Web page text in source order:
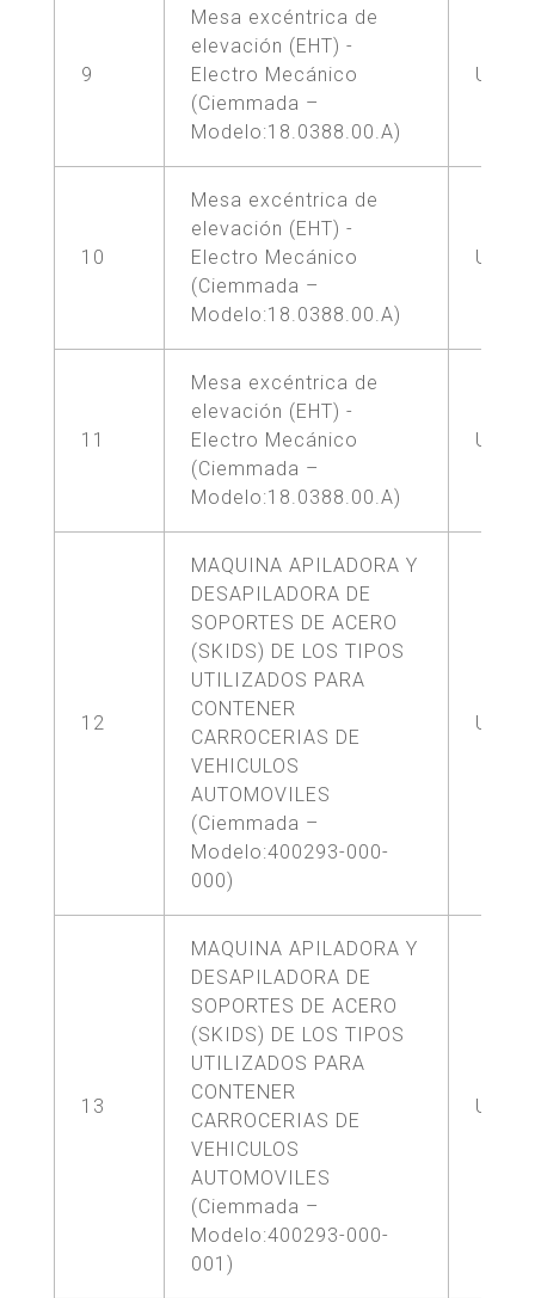
9
Mesa excéntrica de
elevación (EHT) -
Electro Mecánico
(Ciemmada –
Modelo:18.0388.00.A)
UNA
10
Mesa excéntrica de
elevación (EHT) -
Electro Mecánico
(Ciemmada –
Modelo:18.0388.00.A)
UNA
11
Mesa excéntrica de
elevación (EHT) -
Electro Mecánico
(Ciemmada –
Modelo:18.0388.00.A)
UNA
12
MAQUINA APILADORA Y
DESAPILADORA DE
SOPORTES DE ACERO
(SKIDS) DE LOS TIPOS
UTILIZADOS PARA
CONTENER
CARROCERIAS DE
VEHICULOS
AUTOMOVILES
(Ciemmada –
Modelo:400293-000-
000)
UNA
13
MAQUINA APILADORA Y
DESAPILADORA DE
SOPORTES DE ACERO
(SKIDS) DE LOS TIPOS
UTILIZADOS PARA
CONTENER
CARROCERIAS DE
VEHICULOS
AUTOMOVILES
(Ciemmada –
Modelo:400293-000-
001)
UNA